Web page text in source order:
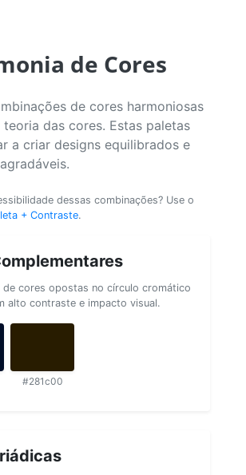
de Cores
de cores harmoniosas
teoria das cores. Estas paletas
a criar designs equilibrados e
dessas combinações? Use o
+ Contraste.
de cores opostas no círculo cromático
alto contraste e impacto visual.
#281c00